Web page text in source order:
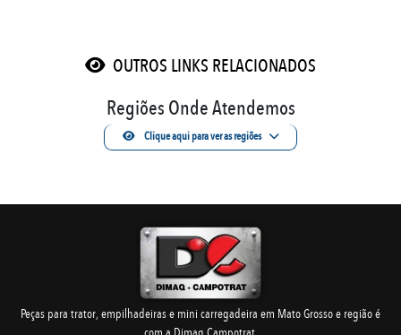
OUTROS LINKS RELACIONADOS
Regiões Onde Atendemos
Clique aqui para ver as regiões
Peças para trator, empilhadeiras e mini carregadeira em Mato Grosso e região é